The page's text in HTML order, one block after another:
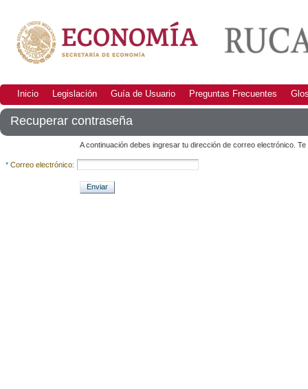
Inicio Legislación Guía de Usuario Preguntas Frecuentes
Recuperar contraseña
A continuación debes ingresar tu dirección de correo electrónico.
* Correo electrónico:
Enviar